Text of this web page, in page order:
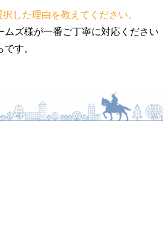
した理由を教えてください。
ズ様が一番ご丁寧に対応ください
です。